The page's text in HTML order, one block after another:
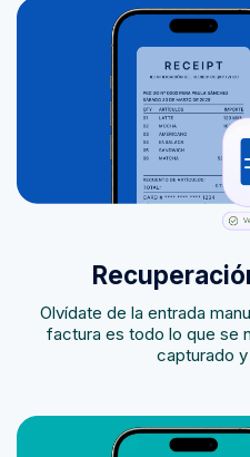
Olvídate de la entrada
factura es todo lo que se
capturado